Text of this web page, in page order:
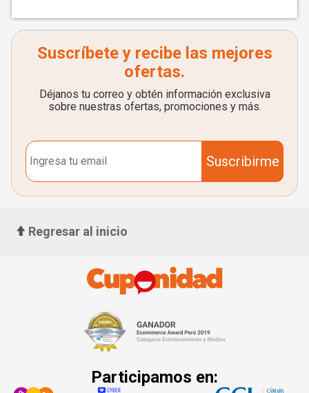
Suscríbete y recibe las mejores
ofertas.
Déjanos tu correo y obtén información exclusiva
sobre nuestras ofertas, promociones y más.
Suscribirme
Regresar al inicio
Participamos en: